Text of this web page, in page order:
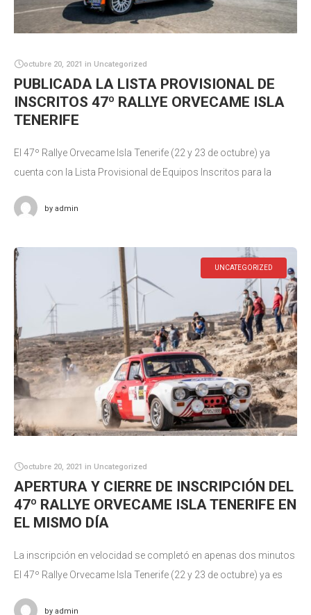
octubre 20, 2021 in Uncategorized
PUBLICADA LA LISTA PROVISIONAL DE
INSCRITOS 47º RALLYE ORVECAME ISLA
TENERIFE
El 47º Rallye Orvecame Isla Tenerife (22 y 23 de octubre) ya
cuenta con la Lista Provisional de Equipos Inscritos para la
by admin
UNCATEGORIZED
octubre 20, 2021 in Uncategorized
APERTURA Y CIERRE DE INSCRIPCIÓN DEL
47º RALLYE ORVECAME ISLA TENERIFE EN
EL MISMO DÍA
La inscripción en velocidad se completó en apenas dos minutos
El 47º Rallye Orvecame Isla Tenerife (22 y 23 de octubre) ya es
by admin